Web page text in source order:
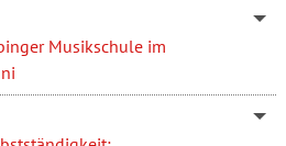
Musikschule im